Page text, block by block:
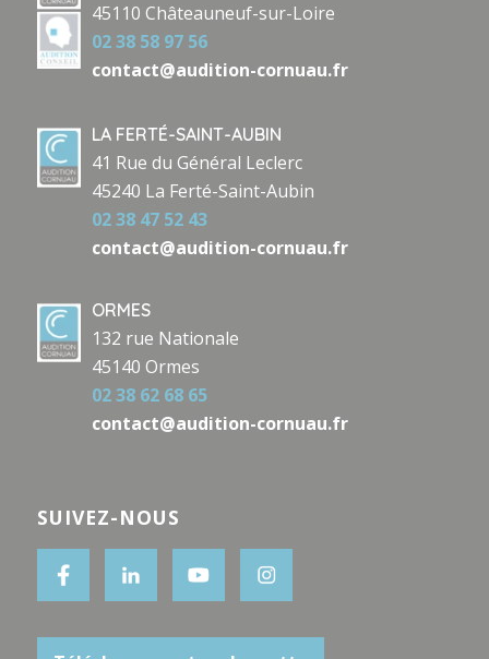
45110 Châteauneuf-sur-Loire
02 38 58 97 56
contact@audition-cornuau.fr
LA FERTÉ-SAINT-AUBIN
41 Rue du Général Leclerc
45240 La Ferté-Saint-Aubin
02 38 47 52 43
contact@audition-cornuau.fr
ORMES
132 rue Nationale
45140 Ormes
02 38 62 68 65
contact@audition-cornuau.fr
SUIVEZ-NOUS